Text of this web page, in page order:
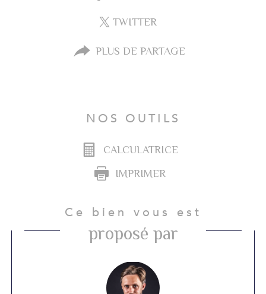
TWITTER
PLUS DE PARTAGE
NOS OUTILS
CALCULATRICE
IMPRIMER
Ce bien vous est
proposé par